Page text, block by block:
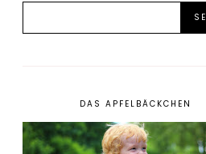
DAS APFELBÄCKCHEN